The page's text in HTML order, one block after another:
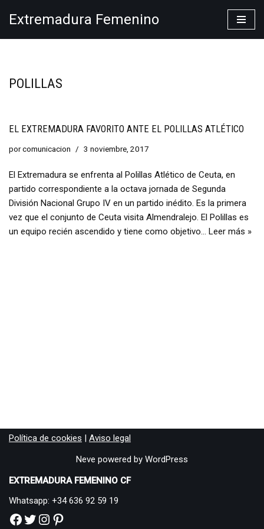
Extremadura Femenino
POLILLAS
EL EXTREMADURA FAVORITO ANTE EL POLILLAS ATLÉTICO
porcomunicacion 3 noviembre, 2017
El Extremadura se enfrenta al Polillas Atlético de Ceuta, en
partido correspondiente a la octava jornada de Segunda
División Nacional Grupo IV en un partido inédito. Es la primera
vez que el conjunto de Ceuta visita Almendralejo. El Polillas es
un equipo recién ascendido y tiene como objetivo… Leer más »
Política de cookies | Aviso legal
Neve powered by WordPress
EXTREMADURA FEMENINO CF
Whatsapp: +34 636 92 59 19